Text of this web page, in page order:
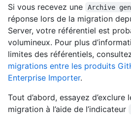
Si vous recevez une Archive
réponse lors de la migration
Server, votre référentiel est
volumineux. Pour plus
limites des référentiels,
migrations entre les produits
Enterprise Importer.
Tout d’abord, essayez d’exclure
migration à l’aide de l’indicateur